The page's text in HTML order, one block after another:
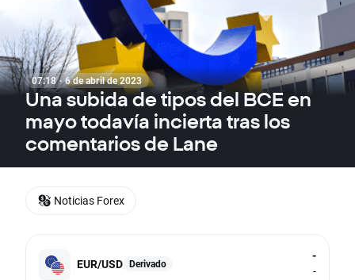
07:18 · 6 de abril de 2023
Una subida de tipos del BCE en
mayo todavía incierta tras los
comentarios de Lane
EUR/USD Derivado
-
-
Noticias Forex